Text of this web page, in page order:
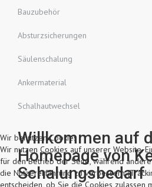
Bauzubehör
Absturzsicherungen
Säulenschalung
Ankermaterial
Schalhautwechsel
Willkommen auf
Homepage von
Schalungsbedarf
Wir benutzen Cookies
Wir nutzen Cookies auf unserer Website.
für den Betrieb der Seite, während
die Nutzererfahrung zu verbessern
entscheiden, ob Sie die Cookies zulassen